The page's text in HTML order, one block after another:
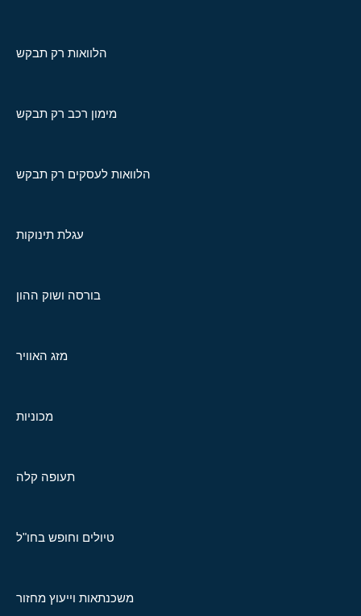
הלוואות רק תבקש
מימון רכב רק תבקש
הלוואות לעסקים רק תבקש
עגלת תינוקות
בורסה ושוק ההון
מזג האוויר
מכוניות
תעופה קלה
טיולים וחופש בחו"ל
משכנתאות וייעוץ מחזור